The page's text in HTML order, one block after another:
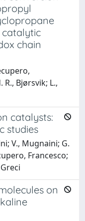
catalytic
chain
R., Bjørsvik; L.,
catalysts:
studies
V., Mugnaini; G.
Francesco;
on